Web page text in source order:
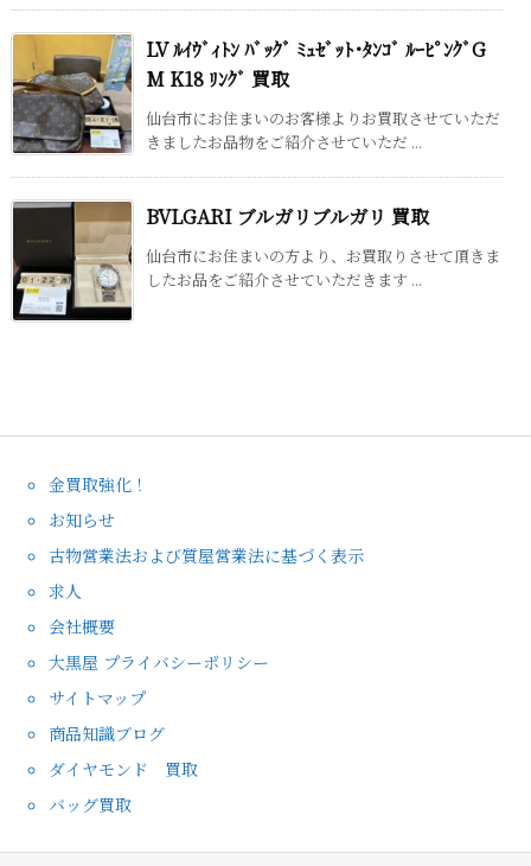
LV ﾙｲｳﾞｨﾄﾝ ﾊﾞｯｸﾞ ﾐｭｾﾞｯﾄ･ﾀﾝｺﾞ ﾙｰﾋﾟﾝｸﾞG
M K18 ﾘﾝｸﾞ 買取
仙台市にお住まいのお客様よりお買取させていただ
きましたお品物をご紹介させていただ ...
BVLGARI ブルガリブルガリ 買取
仙台市にお住まいの方より、お買取りさせて頂きま
したお品をご紹介させていただきます ...
金買取強化！
お知らせ
古物営業法および質屋営業法に基づく表示
求人
会社概要
大黒屋 プライバシーポリシー
サイトマップ
商品知識ブログ
ダイヤモンド 買取
バッグ買取